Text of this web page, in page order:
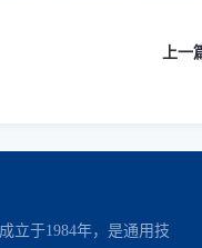
上一
立于1984年，是通用技